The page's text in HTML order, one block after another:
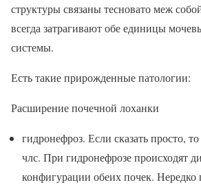
структуры связаны тесновато меж
всегда затрагивают обе единицы
системы.
Есть такие прирожденные патологии:
Расширение почечной лоханки
гидронефроз. Если сказать просто,
члс. При гидронефрозе происходят
конфигурации обеих почек. Нередко